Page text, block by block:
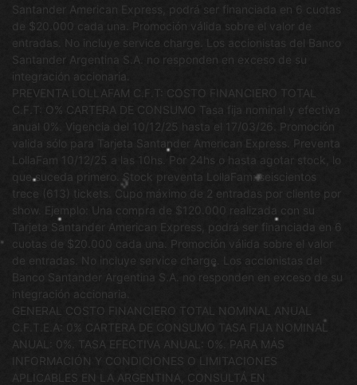
Santander American Express, podrá ser financiada en 6 cuotas
de $20.000 cada una. Promoción válida sobre el valor de
entradas. No incluye service charge. Los accionistas del Banco
Santander Argentina S.A. no responden en exceso de su
integración accionaria.
PREVENTA LOLLAFAM C.F.T: COSTO FINANCIERO TOTAL
C.F.T: O% CARTERA DE CONSUMO Tasa fija nominal y efectiva
anual 0%. Vigencia del 10/12/25 hasta el 17/03/26. Promoción
valida sólo para Tarjeta Santander American Express. Preventa
LollaFam 10/12/25 a las 10hs. Por 24hs o hasta agotar stock, lo
que suceda primero. Stock preventa LollaFam: seiscientos
trece (613) tickets. Cupo máximo de 2 entradas por cliente por
show. Ejemplo: Una compra de $120.000 realizada con su
Tarjeta Santander American Express, podrá ser financiada en 6
cuotas de $20.000 cada una. Promoción válida sobre el valor
de entradas. No incluye service charge. Los accionistas del
Banco Santander Argentina S.A. no responden en exceso de su
integración accionaria.
GENERAL COSTO FINANCIERO TOTAL NOMINAL ANUAL
C.F.T.E.A: 0% CARTERA DE CONSUMO TASA FIJA NOMINAL
ANUAL: 0%. TASA EFECTIVA ANUAL: 0%. PARA MÁS
INFORMACIÓN Y CONDICIONES O LIMITACIONES
APLICABLES EN LA ARGENTINA, CONSULTÁ EN